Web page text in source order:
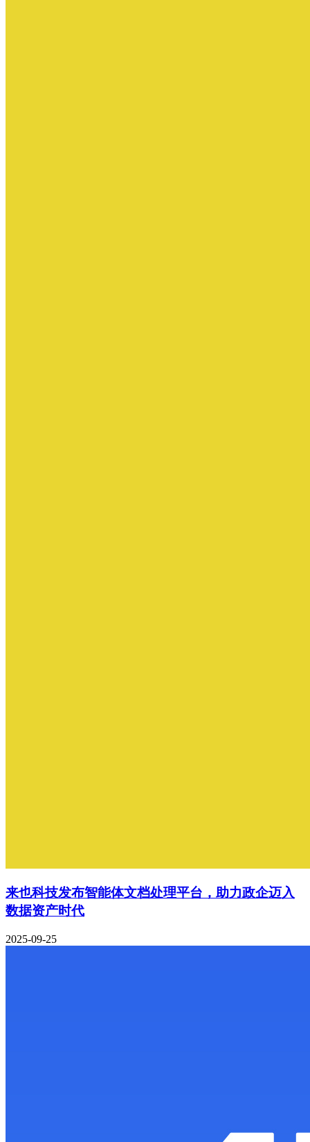
来也科技发布智能体文档处理平台，助力政企迈入
数据资产时代
2025-09-25